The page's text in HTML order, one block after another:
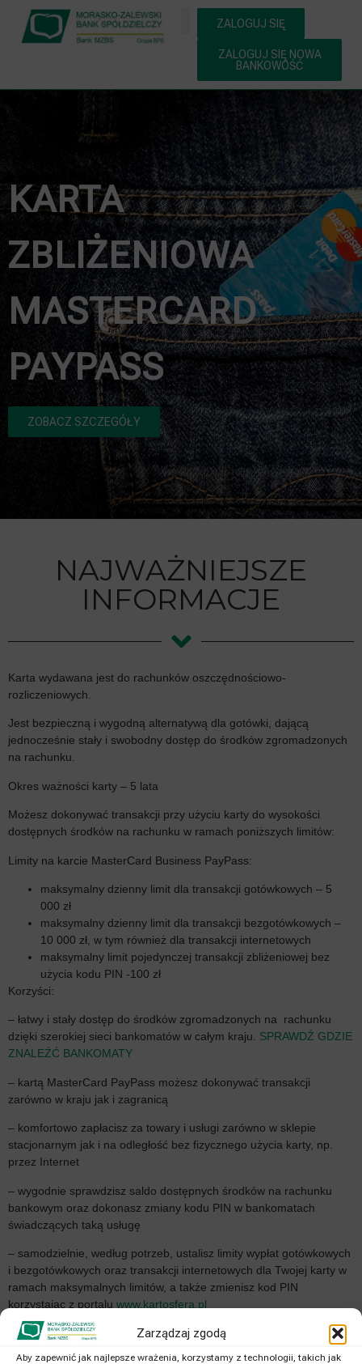
Zarządzaj zgodą
Aby zapewnić jak najlepsze wrażenia, korzystamy z technologii, takich jak
ZALOGUJ SIĘ
ZALOGUJ SIĘ NOWA
BANKOWOŚĆ
KARTA
ZBLIŻENIOWA
MASTERCARD
PAYPASS
ZOBACZ SZCZEGÓŁY
NAJWAŻNIEJSZE
INFORMACJE
Karta wydawana jest do rachunków oszczędnościowo-
rozliczeniowych.
Jest bezpieczną i wygodną alternatywą dla gotówki, dającą
jednocześnie stały i swobodny dostęp do środków zgromadzonych
na rachunku.
Okres ważności karty – 5 lata
Możesz dokonywać transakcji przy użyciu karty do wysokości
dostępnych środków na rachunku w ramach poniższych limitów:
Limity na karcie MasterCard Business PayPass:
maksymalny dzienny limit dla transakcji gotówkowych – 5
000 zł
maksymalny dzienny limit dla transakcji bezgotówkowych –
10 000 zł, w tym również dla transakcji internetowych
maksymalny limit pojedynczej transakcji zbliżeniowej bez
użycia kodu PIN -100 zł
Korzyści:
– łatwy i stały dostęp do środków zgromadzonych na rachunku
dzięki szerokiej sieci bankomatów w całym kraju. SPRAWDŹ GDZIE
ZNALEŹĆ BANKOMATY
– kartą MasterCard PayPass możesz dokonywać transakcji
zarówno w kraju jak i zagranicą
– komfortowo zapłacisz za towary i usługi zarówno w sklepie
stacjonarnym jak i na odległość bez fizycznego użycia karty, np.
przez Internet
– wygodnie sprawdzisz saldo dostępnych środków na rachunku
bankowym oraz dokonasz zmiany kodu PIN w bankomatach
świadczących taką usługę
– samodzielnie, według potrzeb, ustalisz limity wypłat gotówkowych
i bezgotówkowych oraz transakcji internetowych dla Twojej karty w
ramach maksymalnych limitów, a także zmienisz kod PIN
korzystając z portalu www.kartosfera.pl
– kartę z łatwością podepniesz pod cyfrowy portfel w swoim
smartfonie lub zegarku